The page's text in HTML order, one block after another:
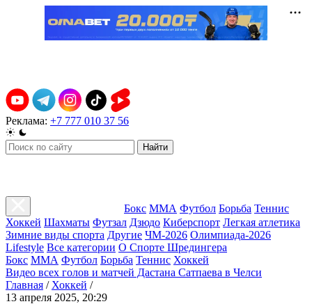
Реклама: +7 777 010 37 56
Найти
Бокс ММА Футбол Борьба Теннис
Хоккей Шахматы Футзал Дзюдо Киберспорт Легкая атлетика
Зимние виды спорта Другие ЧМ-2026 Олимпиада-2026
Lifestyle Все категории О Спорте Шредингера
Бокс ММА Футбол Борьба Теннис Хоккей
Видео всех голов и матчей Дастана Сатпаева в Челси
Главная / Хоккей /
13 апреля 2025, 20:29